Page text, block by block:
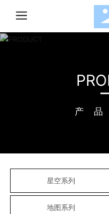
搜索
产
星空系列
地图系列